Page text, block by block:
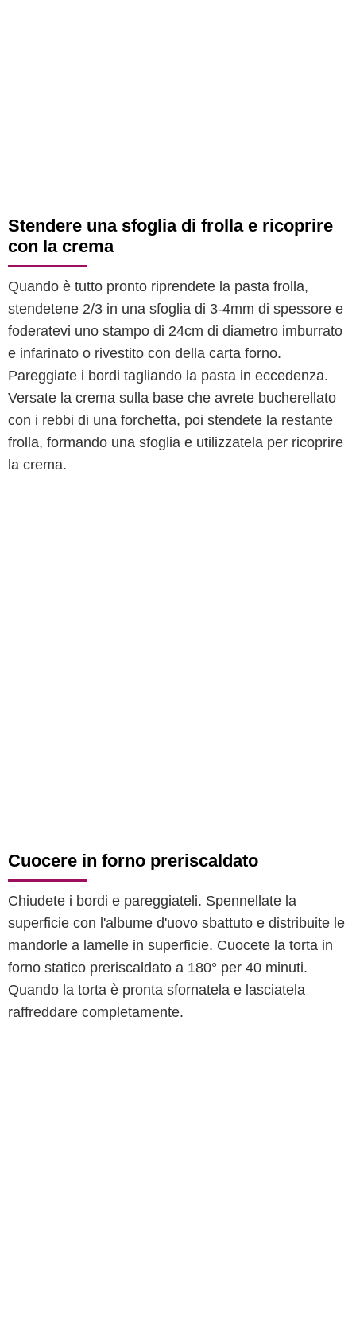
Stendere una sfoglia di frolla e ricoprire
con la crema
Quando è tutto pronto riprendete la pasta frolla,
stendetene 2/3 in una sfoglia di 3-4mm di spessore e
foderatevi uno stampo di 24cm di diametro imburrato
e infarinato o rivestito con della carta forno.
Pareggiate i bordi tagliando la pasta in eccedenza.
Versate la crema sulla base che avrete bucherellato
con i rebbi di una forchetta, poi stendete la restante
frolla, formando una sfoglia e utilizzatela per ricoprire
la crema.
Cuocere in forno preriscaldato
Chiudete i bordi e pareggiateli. Spennellate la
superficie con l'albume d'uovo sbattuto e distribuite le
mandorle a lamelle in superficie. Cuocete la torta in
forno statico preriscaldato a 180° per 40 minuti.
Quando la torta è pronta sfornatela e lasciatela
raffreddare completamente.